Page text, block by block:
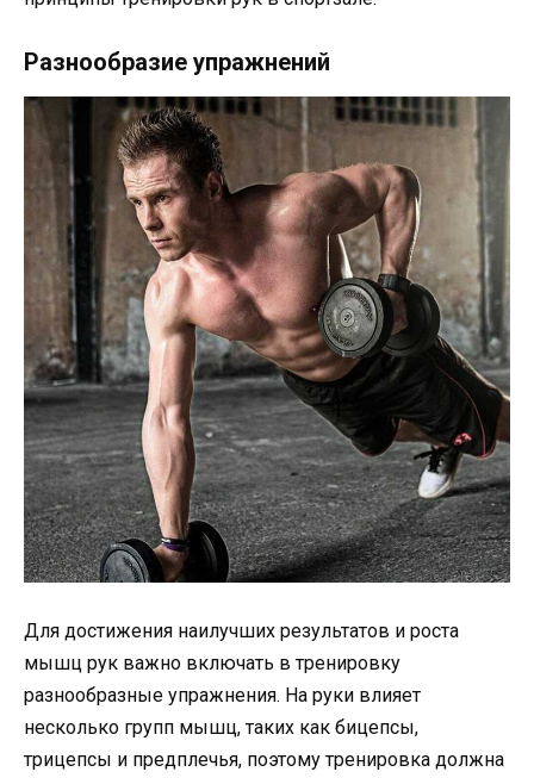
Разнообразие упражнений
Для достижения наилучших результатов и роста
мышц рук важно включать в тренировку
разнообразные упражнения. На руки влияет
несколько групп мышц, таких как бицепсы,
трицепсы и предплечья, поэтому тренировка должна